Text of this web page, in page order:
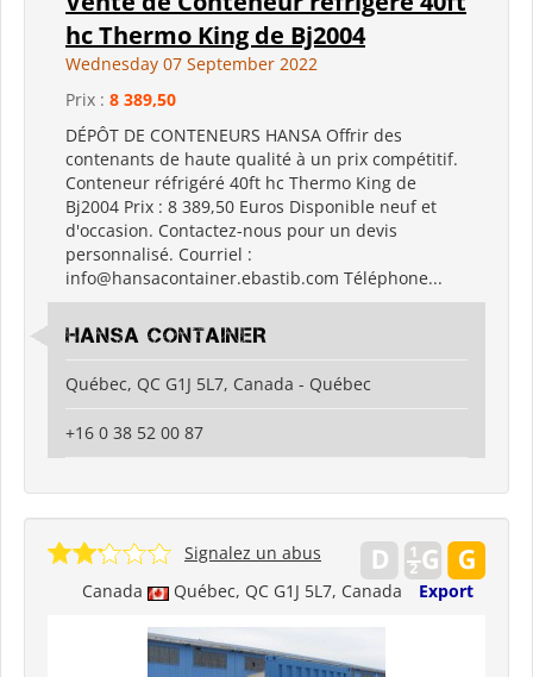
hc Thermo King de Bj2004
Wednesday 07 September 2022
Prix : 8 389,50
DÉPÔT DE CONTENEURS HANSA Offrir des
contenants de haute qualité à un prix compétitif.
Conteneur réfrigéré 40ft hc Thermo King de
Bj2004 Prix ​​: 8 389,50 Euros Disponible neuf et
d'occasion. Contactez-nous pour un devis
personnalisé. Courriel :
info@hansacontainer.ebastib.com Téléphone...
HANSA CONTAINER
Québec, QC G1J 5L7, Canada - Québec
+16 0 38 52 00 87
Canada Québec, QC G1J 5L7, Canada Export
Signalez un abus